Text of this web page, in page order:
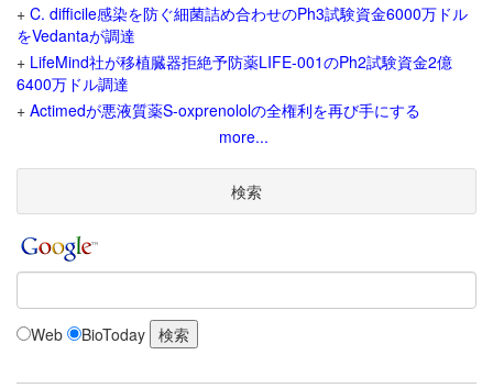
+ C. difficile感染を防ぐ細菌詰め合わせのPh3試験資金6000万ドル
をVedantaが調達
+ LifeMind社が移植臓器拒絶予防薬LIFE-001のPh2試験資金2億
6400万ドル調達
+ Actimedが悪液質薬S-oxprenololの全権利を再び手にする
more...
検索
Web BioToday